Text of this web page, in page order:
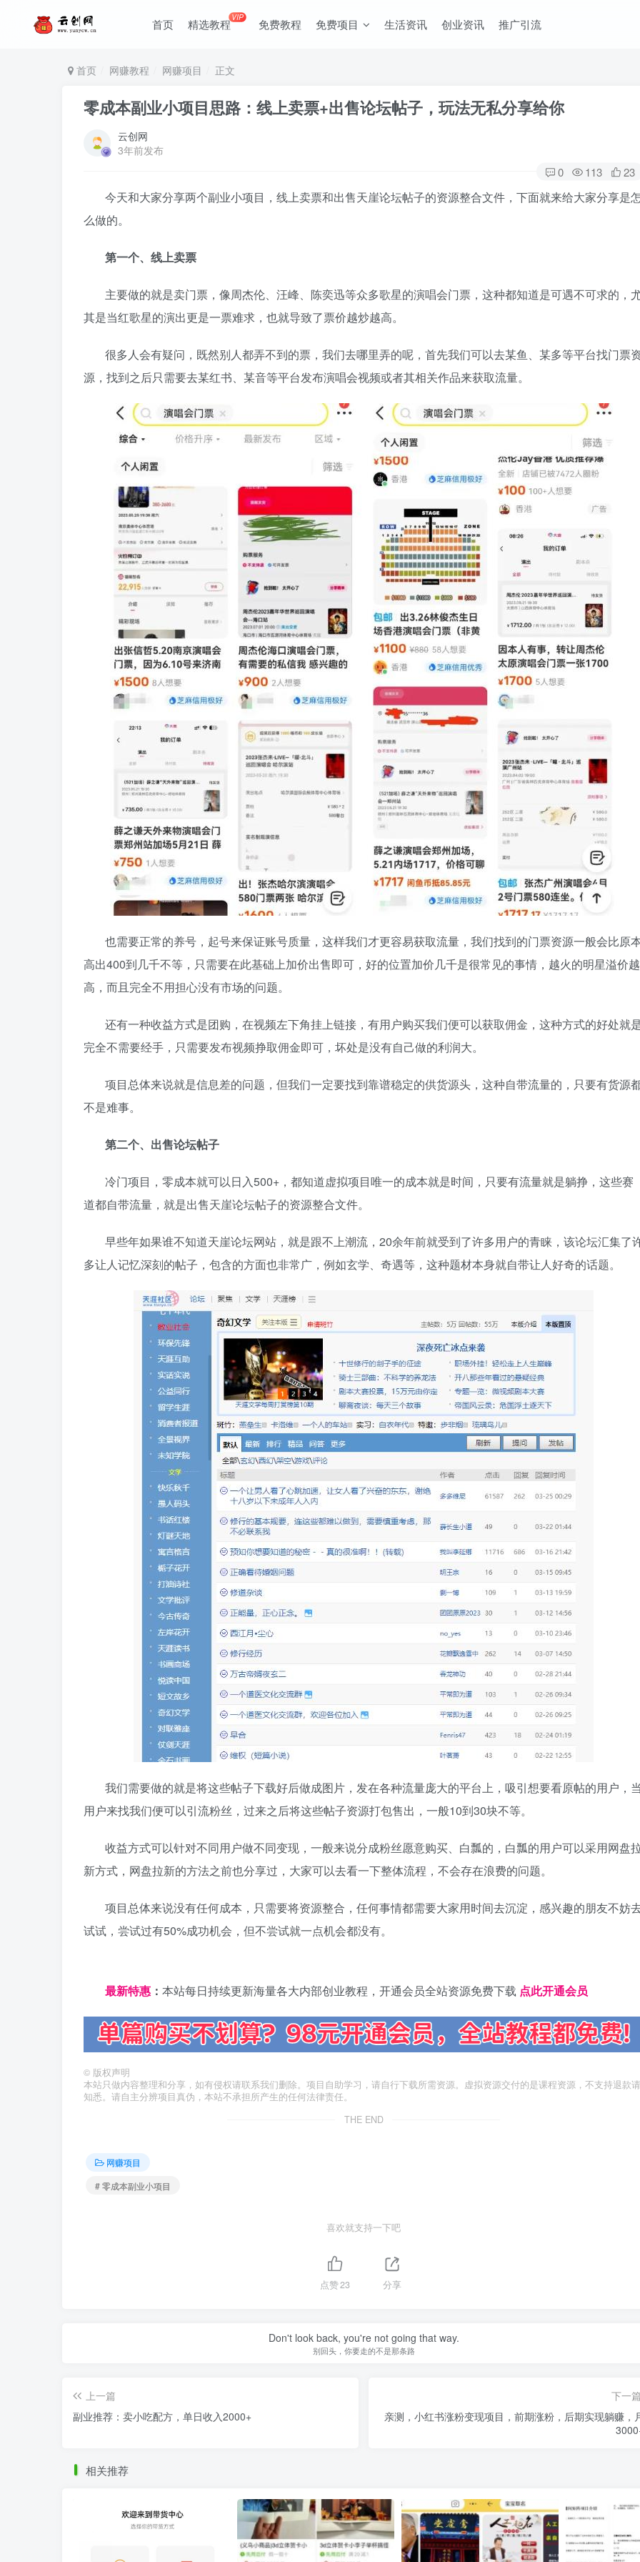
首页 精选教程VIP 免费教程 免费项目 生活资讯 创业资讯 推广引流
首页 网赚教程 网赚项目 正文
零成本副业小项目思路：线上卖票+出售论坛帖子，玩法无私分享给你
云创网
3年前发布
0 113 23
今天和大家分享两个副业小项目，线上卖票和出售天崖论坛帖子的资源整合文件，下面就来给大家分享是
么做的。
第一个、线上卖票
主要做的就是卖门票，像周杰伦、汪峰、陈奕迅等众多歌星的演唱会门票，这种都知道是可遇不可求的，
其是当红歌星的演出更是一票难求，也就导致了票价越炒越高。
很多人会有疑问，既然别人都弄不到的票，我们去哪里弄的呢，首先我们可以去某鱼、某多等平台找门票
源，找到之后只需要去某红书、某音等平台发布演唱会视频或者其相关作品来获取流量。
也需要正常的养号，起号来保证账号质量，这样我们才更容易获取流量，我们找到的门票资源一般会比原
高出400到几千不等，只需要在此基础上加价出售即可，好的位置加价几千是很常见的事情，越火的明星溢价越
高，而且完全不用担心没有市场的问题。
还有一种收益方式是团购，在视频左下角挂上链接，有用户购买我们便可以获取佣金，这种方式的好处就
完全不需要经手，只需要发布视频挣取佣金即可，坏处是没有自己做的利润大。
项目总体来说就是信息差的问题，但我们一定要找到靠谱稳定的供货源头，这种自带流量的，只要有货源
不是难事。
第二个、出售论坛帖子
冷门项目，零成本就可以日入500+，都知道虚拟项目唯一的成本就是时间，只要有流量就是躺挣，这些赛
道都自带流量，就是出售天崖论坛帖子的资源整合文件。
早些年如果谁不知道天崖论坛网站，就是跟不上潮流，20余年前就受到了许多用户的青睐，该论坛汇集了
多让人记忆深刻的帖子，包含的方面也非常广，例如玄学、奇遇等，这种题材本身就自带让人好奇的话题。
我们需要做的就是将这些帖子下载好后做成图片，发在各种流量庞大的平台上，吸引想要看原帖的用户，
用户来找我们便可以引流粉丝，过来之后将这些帖子资源打包售出，一般10到30块不等。
收益方式可以针对不同用户做不同变现，一般来说分成粉丝愿意购买、白瓢的，白瓢的用户可以采用网盘
新方式，网盘拉新的方法之前也分享过，大家可以去看一下整体流程，不会存在浪费的问题。
项目总体来说没有任何成本，只需要将资源整合，任何事情都需要大家用时间去沉淀，感兴趣的朋友不妨
试试，尝试过有50%成功机会，但不尝试就一点机会都没有。
最新特惠 ： 本站每日持续更新海量各大内部创业教程，开通会员全站资源免费下载 点此开通会员
© 版权声明
本站只做内容整理和分享，如有侵权请联系我们删除。项目自助学习，请自行下载所需资源。虚拟资源交付的是课程资源，不支持退款请
知悉。请自主分辨项目真伪，本站不承担所产生的任何法律责任。
THE END
网赚项目
# 零成本副业小项目
喜欢就支持一下吧
点赞23 分享
Don't look back, you're not going that way.
别回头，你要走的不是那条路
上一篇
副业推荐：卖小吃配方，单日收入2000+
下一
亲测，小红书涨粉变现项目，前期涨粉，后期实现躺赚，
相关推荐